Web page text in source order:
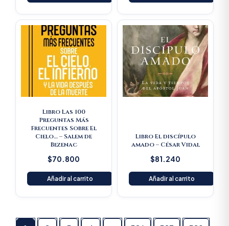
Libro Las 100
Preguntas Más
Frecuentes Sobre El
Cielo… – Salem de
Bezenac
$70.800
Añadir al carrito
Libro El discípulo
amado – César Vidal
$81.240
Añadir al carrito